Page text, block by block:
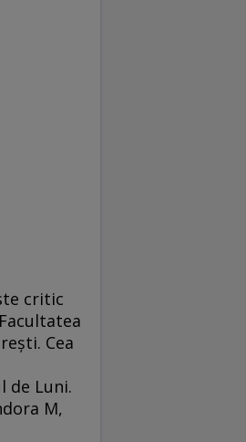
critic
Cea
de Luni.
M,